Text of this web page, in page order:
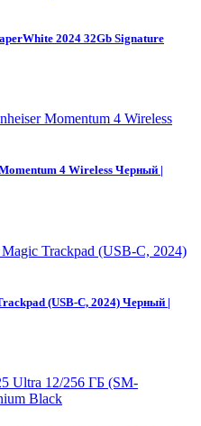
2024 32Gb Signature
4 Wireless Черный |
(USB-C, 2024) Черный |